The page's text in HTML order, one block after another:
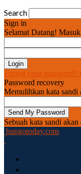
Search
Sign in
Selamat Datang!
Forgot your password?
Password recovery
Memulihkan kata sandi
Sebuah kata sandi
bungotoday.com